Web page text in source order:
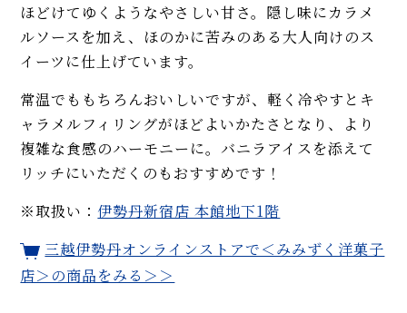
ほどけてゆくようなやさしい甘さ。隠し味にカラメ
ルソースを加え、ほのかに苦みのある大人向けのス
イーツに仕上げています。
常温でももちろんおいしいですが、軽く冷やすとキ
ャラメルフィリングがほどよいかたさとなり、より
複雑な食感のハーモニーに。バニラアイスを添えて
リッチにいただくのもおすすめです！
※取扱い： 伊勢丹新宿店 本館地下1階
三越伊勢丹オンラインストアで＜みみずく洋菓子
店＞の商品をみる＞＞